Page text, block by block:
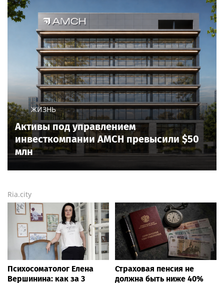
ЖИЗНЬ
Активы под управлением
инвесткомпании AMCH превысили $50
млн
Ria.city
Психосоматолог Елена
Вершинина: как за 3
Страховая пенсия не
должна быть ниже 40%